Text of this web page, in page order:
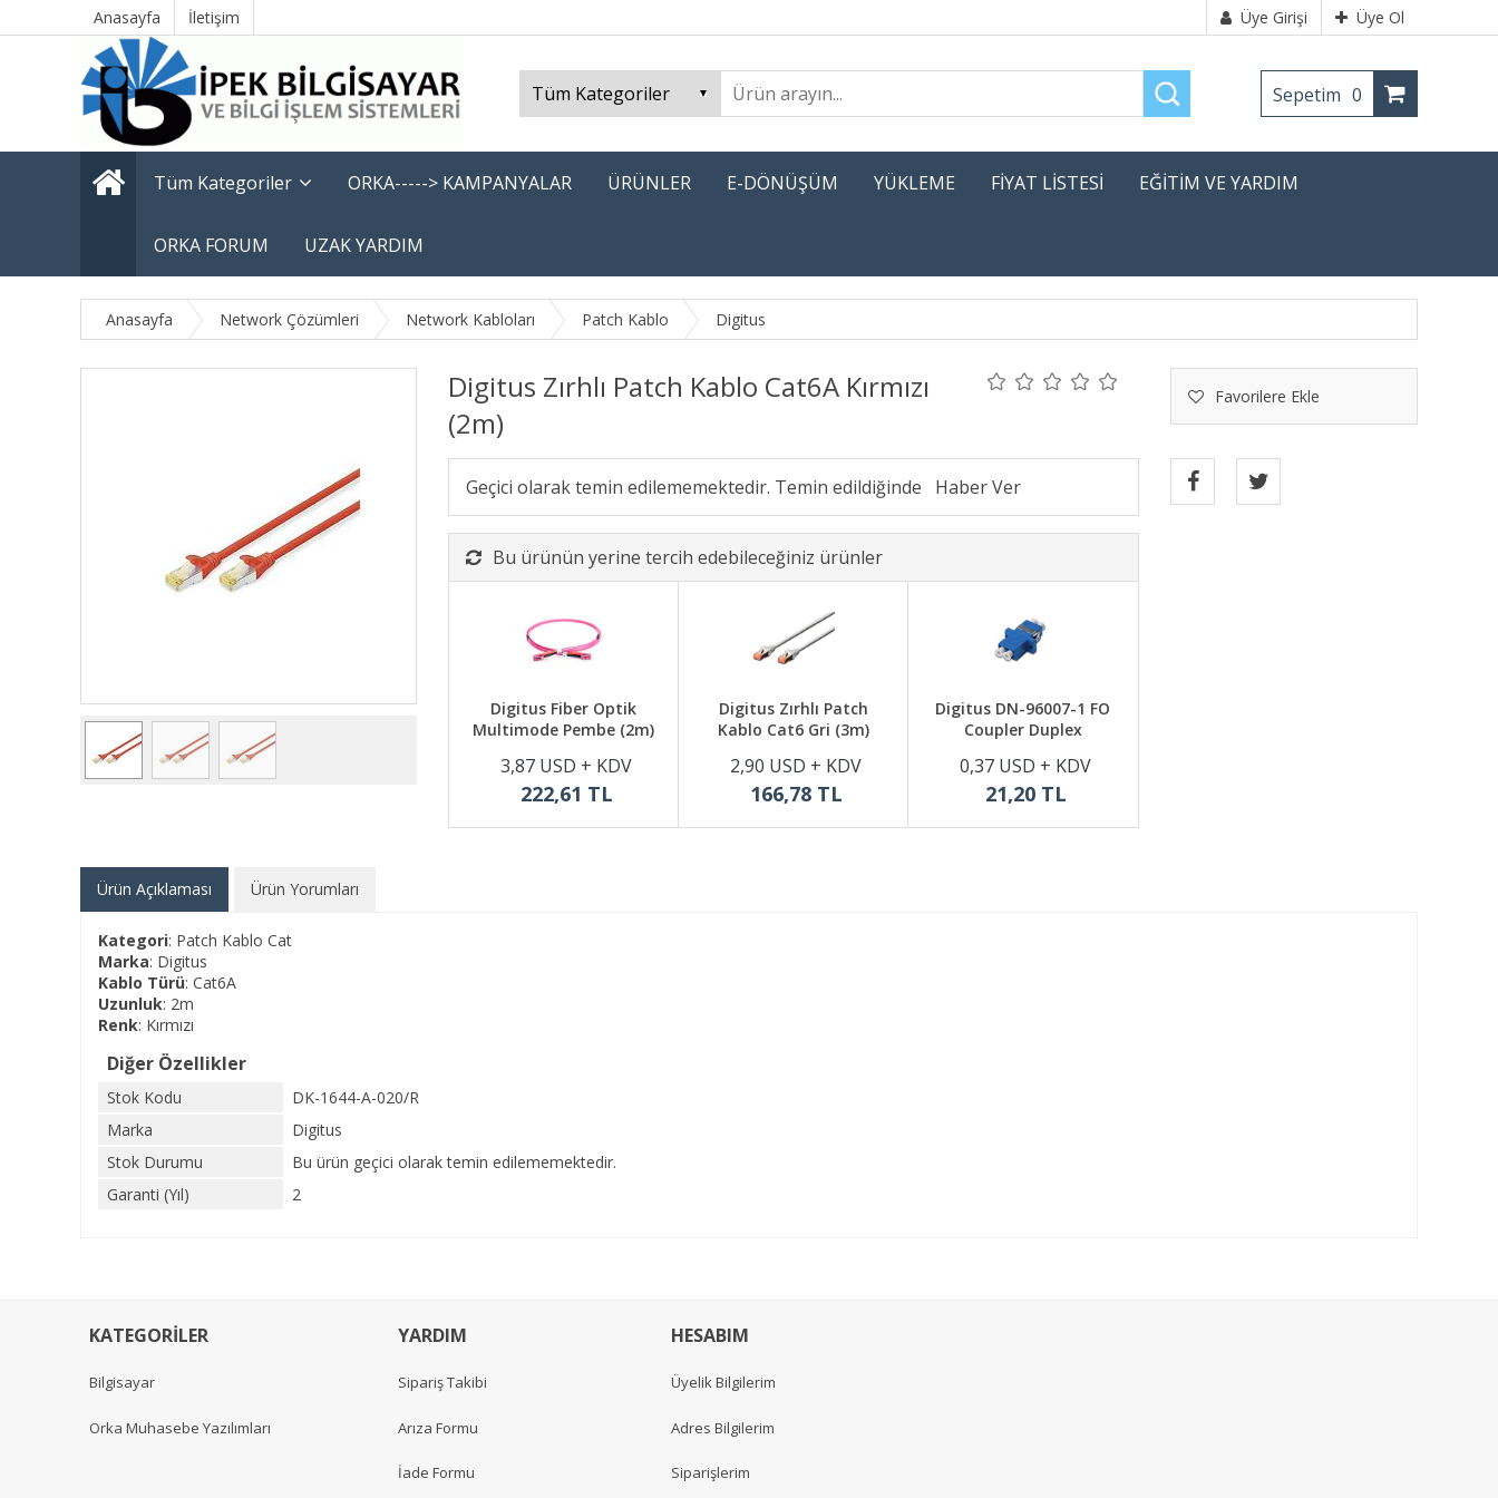
Anasayfa İletişim Üye Girişi Üye Ol
Sepetim 0
Tüm Kategoriler ORKA-----> KAMPANYALAR ÜRÜNLER E-DÖNÜŞÜM YÜKLEME FİYAT LİSTESİ EĞİTİM VE YARDIM
ORKA FORUM UZAK YARDIM
Anasayfa Network Çözümleri Network Kabloları Patch Kablo Digitus
Digitus Zırhlı Patch Kablo Cat6A Kırmızı
(2m)
Favorilere Ekle
Geçici olarak temin edilememektedir. Temin edildiğinde
Bu ürünün yerine tercih edebileceğiniz ürünler
Digitus Fiber Optik
Multimode Pembe (2m)
3,87 USD + KDV
222,61 TL
Digitus Zırhlı Patch
Kablo Cat6 Gri (3m)
2,90 USD + KDV
166,78 TL
Digitus DN-96007-1 FO
Coupler Duplex
0,37 USD + KDV
21,20 TL
Ürün Açıklaması Ürün Yorumları
Kategori: Patch Kablo Cat
Marka: Digitus
Kablo Türü: Cat6A
Uzunluk: 2m
Renk: Kırmızı
Diğer Özellikler
Stok Kodu
DK-1644-A-020/R
Marka
Digitus
Stok Durumu
Bu ürün geçici olarak temin edilememektedir.
Garanti (Yıl)
2
KATEGORİLER
Bilgisayar
Orka Muhasebe Yazılımları
YARDIM
Sipariş Takibi
Arıza Formu
İade Formu
HESABIM
Üyelik Bilgilerim
Adres Bilgilerim
Siparişlerim